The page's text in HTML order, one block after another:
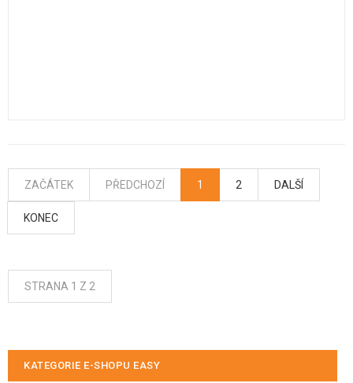
ZAČÁTEK PŘEDCHOZÍ 1 2 DALŠÍ
KONEC
STRANA 1 Z 2
KATEGORIE E-SHOPU EASY